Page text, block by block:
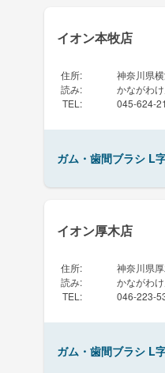
イオン本牧店
住所:
神奈川県
読み:
かながわ
TEL : 045-624-
ガム・歯間ブラシ L
イオン厚木店
住所:
神奈川県
読み:
かながわ
TEL : 046-223-
ガム・歯間ブラシ L